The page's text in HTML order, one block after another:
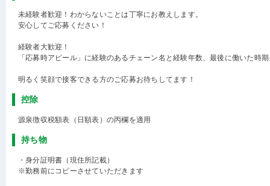
未経験者歓迎！わからないことは丁寧にお教えします。
安心してご応募ください！
経験者大歓迎！
「応募時アピール」に経験のあるチェーン名と経験年数、最後に働いた時
明るく笑顔で接客できる方のご応募お待ちしてます！
控除
源泉徴収税額表（日額表）の丙欄を適用
持ち物
・身分証明書（現住所記載）
※勤務前にコピーさせていただきます